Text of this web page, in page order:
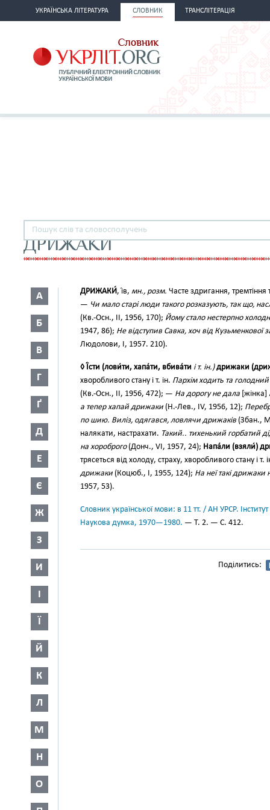
УКРАЇНСЬКА ЛІТЕРАТУРА СЛОВНИК ТРАНСЛІТЕРАЦІЯ
ДРИЖАКИ
А
Б
В
Г
Ґ
Д
Е
Є
Ж
З
И
І
Ї
Й
К
Л
М
Н
О
ДРИЖАКИ́, і́в, мн., розм. Часте здригання, тремтіння
— Чи мало старі люди такого розказують, так що,
(Кв.-Осн., II, 1956, 170); Йому стало нестерпно
1947, 86); Не відступив Савка, хоч від
Людолови, І, 1957. 210).
◊ Ї́сти (лови́ти, хапа́ти, вбива́ти і т. ін.) дрижаки
хворобливого стану і т. ін. Пархім ходить та
(Кв.-Осн., II, 1956, 472); — На дорогу не дала [жінка]
а тепер хапай дрижаки (Н.-Лев., IV, 1956, 12);
по шию. Виліз, одягався, ловлячи дрижаків (Збан.,
налякати, настрахати. Такий.. тихенький горбатий
на хороброго(Донч., VI, 1957, 24); Напа́ли (взяли́)
трясеться від холоду, страху, хворобливого стану і т.
дрижаки (Коцюб., І, 1955, 124); На неї такі дрижаки
1957, 53).
Словник української мови: в 11 тт. / АН УРСР.
Наукова думка, 1970—1980. — Т. 2. — С. 412.
Поділитись: